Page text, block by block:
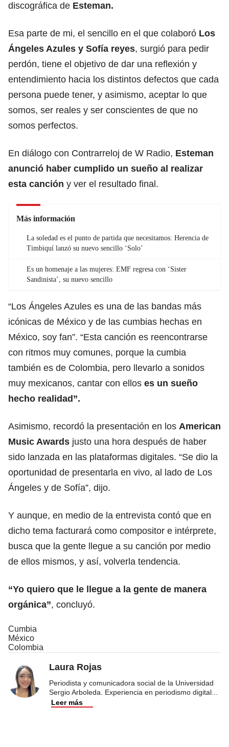
discográfica de Esteman.
Esa parte de mi, el sencillo en el que colaboró Los
Ángeles Azules y Sofía reyes, surgió para pedir
perdón, tiene el objetivo de dar una reflexión y
entendimiento hacia los distintos defectos que cada
persona puede tener, y asimismo, aceptar lo que
somos, ser reales y ser conscientes de que no
somos perfectos.
En diálogo con Contrarreloj de W Radio, Esteman
anunció haber cumplido un sueño al realizar
esta canción y ver el resultado final.
Más información
La soledad es el punto de partida que necesitamos: Herencia de
Timbiquí lanzó su nuevo sencillo ‘Solo’
Es un homenaje a las mujeres: EMF regresa con ‘Sister
Sandinista’, su nuevo sencillo
“Los Ángeles Azules es una de las bandas más
icónicas de México y de las cumbias hechas en
México, soy fan”. “Esta canción es reencontrarse
con ritmos muy comunes, porque la cumbia
también es de Colombia, pero llevarlo a sonidos
muy mexicanos, cantar con ellos es un sueño
hecho realidad”.
Asimismo, recordó la presentación en los American
Music Awards justo una hora después de haber
sido lanzada en las plataformas digitales. “Se dio la
oportunidad de presentarla en vivo, al lado de Los
Ángeles y de Sofía”, dijo.
Y aunque, en medio de la entrevista contó que en
dicho tema facturará como compositor e intérprete,
busca que la gente llegue a su canción por medio
de ellos mismos, y así, volverla tendencia.
“Yo quiero que le llegue a la gente de manera
orgánica”, concluyó.
Cumbia
México
Colombia
Laura Rojas
Periodista y comunicadora social de la Universidad
Sergio Arboleda. Experiencia en periodismo digital
Leer más